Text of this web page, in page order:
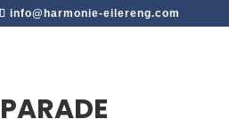
info@harmonie-eilereng.com